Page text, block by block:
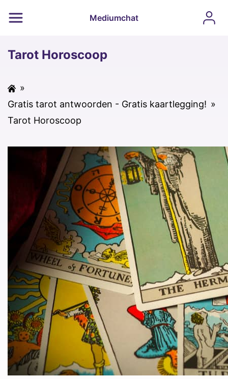
Mediumchat
Tarot Horoscoop
»
Gratis tarot antwoorden - Gratis kaartlegging! »
Tarot Horoscoop